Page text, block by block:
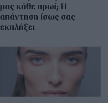
μας κάθε πρωί; Η
απάντηση ίσως σας
εκπλήξει